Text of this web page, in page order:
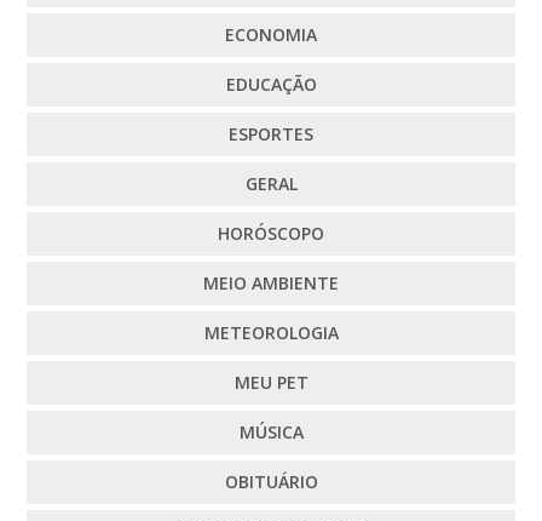
ECONOMIA
EDUCAÇÃO
ESPORTES
GERAL
HORÓSCOPO
MEIO AMBIENTE
METEOROLOGIA
MEU PET
MÚSICA
OBITUÁRIO